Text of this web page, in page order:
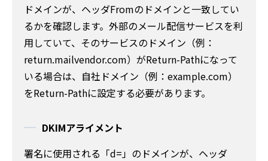
ドメインが、ヘッダFromのドメインと一致してい
るかを確認します。外部のメール配信サービスを利
用していて、そのサービスのドメイン（例：
return.mailvendor.com）がReturn-Pathになって
いる場合は、自社ドメイン（例：example.com）
をReturn-Pathに設定する必要があります。
DKIMアライメント
署名に使用される「d=」のドメインが、ヘッダ